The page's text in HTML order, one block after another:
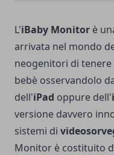
L'iBaby Monitor è
arrivata nel mondo
neogenitori di
bebè osservandolo
dell'iPad oppure dell'
versione davvero
sistemi di
Monitor è costituito